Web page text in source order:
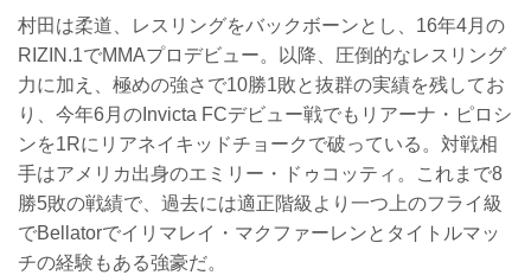
村田は柔道、レスリングをバックボーンとし、16年4月の
RIZIN.1でMMAプロデビュー。以降、圧倒的なレスリング
力に加え、極めの強さで10勝1敗と抜群の実績を残してお
り、今年6月のInvicta FCデビュー戦でもリアーナ・ピロシ
ンを1Rにリアネイキッドチョークで破っている。対戦相
手はアメリカ出身のエミリー・ドゥコッティ。これまで8
勝5敗の戦績で、過去には適正階級より一つ上のフライ級
でBellatorでイリマレイ・マクファーレンとタイトルマッ
チの経験もある強豪だ。